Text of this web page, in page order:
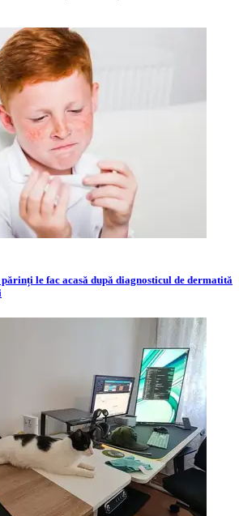
le fac acasă după diagnosticul de dermatită